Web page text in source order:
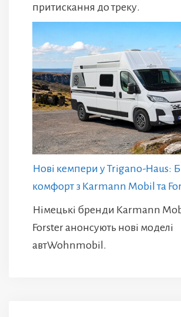
притискання до треку.
Нові кемпери у Trigano-Haus:
комфорт з Karmann Mobil та
Німецькі бренди Karmann
Forster анонсують нові моделі
автWohnmobil.